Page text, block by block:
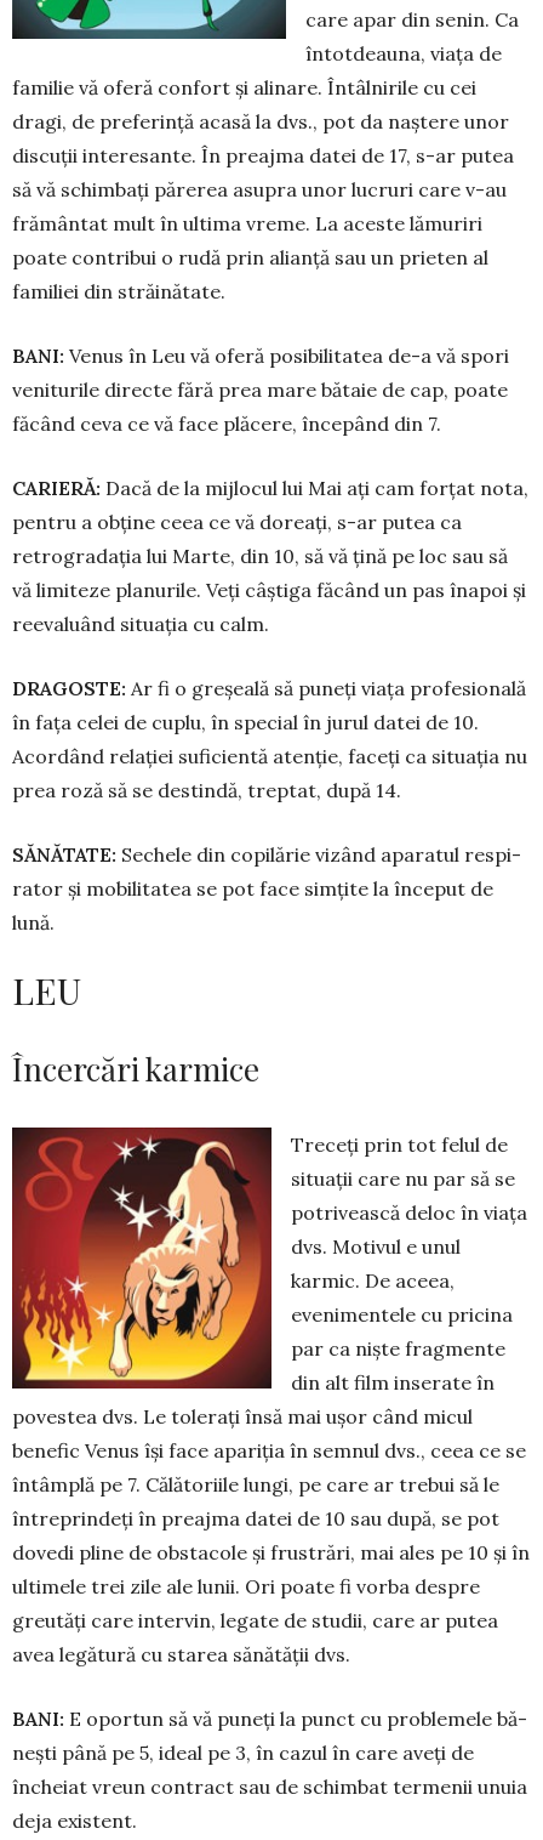
care apar din senin. Ca
în­tot­deauna, viața de
familie vă oferă confort și alinare. Întâlnirile cu cei
dragi, de preferință acasă la dvs., pot da naștere unor
discuții in­teresante. În preajma datei de 17, s-ar putea
să vă schim­bați părerea asupra unor lucruri care v-au
frământat mult în ultima vreme. La aceste lă­mu­riri
poate contribui o rudă prin ali­anță sau un prieten al
familiei din străinătate.
BANI: Venus în Leu vă oferă posibilitatea de-a vă spori
veniturile directe fără prea mare bă­taie de cap, poate
făcând ceva ce vă face plăcere, începând din 7.
CARIERĂ: Dacă de la mijlocul lui Mai ați cam forțat nota,
pentru a obține ceea ce vă do­reați, s-ar putea ca
retrogradația lui Marte, din 10, să vă țină pe loc sau să
vă limiteze planurile. Veți câș­tiga făcând un pas înapoi și
reevaluând situația cu calm.
DRAGOSTE: Ar fi o greșeală să puneți viața pro­fesională
în fața celei de cu­plu, în special în jurul datei de 10.
Acor­dând relației suficientă aten­ție, faceți ca situația nu
prea roză să se destindă, treptat, după 14.
SĂNĂTATE: Sechele din co­pi­lărie vizând apa­ra­tul res­pi­
rator și mobi­litatea se pot fa­ce simțite la în­ceput de
lună.
LEU
Încercări karmice
Treceți prin tot felul de
situații care nu par să se
potrivească deloc în viața
dvs. Motivul e unul
karmic. De aceea,
evenimentele cu pricina
par ca niște fragmente
din alt film inse­ra­te în
povestea dvs. Le tolerați însă mai ușor când micul
benefic Venus își face apariția în semnul dvs., ceea ce se
întâmplă pe 7. Călă­to­riile lungi, pe care ar trebui să le
între­prindeți în preajma datei de 10 sau după, se pot
dovedi pline de obstacole și frustrări, mai ales pe 10 și în
ultimele trei zile ale lunii. Ori poate fi vorba despre
greutăți care intervin, legate de studii, care ar putea
avea le­gătură cu starea sănătății dvs.
BANI: E oportun să vă puneți la punct cu problemele bă­
nești până pe 5, ideal pe 3, în cazul în care aveți de
încheiat vreun contract sau de schimbat termenii unuia
deja existent.